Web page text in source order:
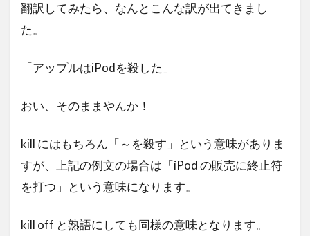
翻訳してみたら、なんとこんな訳が出てきまし
た。
「アップルはiPodを殺した」
おい、そのままやんか！
kill にはもちろん「～を殺す」という意味がありま
すが、上記の例文の場合は「iPod の販売に終止符
を打つ」という意味になります。
kill off と熟語にしても同様の意味となります。